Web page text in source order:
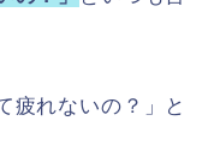
疲れないの？」と